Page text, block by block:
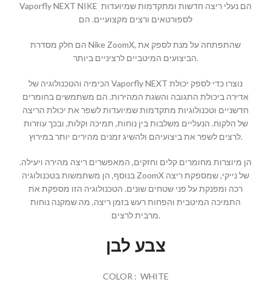
Vaporfly NEXT NIKE הם נעלי ריצה חדשות ומתקדמות שמיועדות
לספורטאים ורצים מקצועיים. הם
הם חלק מסדרת Nike ZoomX, שהתפתחה על מנת לספק את
הביצועים המיטביים לרציניים ביותר.
הכימיה והטכנולוגיה של Vaporfly NEXT נוצרו כדי לספק יכולת
אדירה ביכולת התגובה והשגת המהירות. הם משתמשים בחומרים
חדשניים וטכנולוגיות מתקדמות שמיועדות לשפר את יכולת הריצה
של הלקוח. הנעליים משלבות בין נוחות, תמיכה וקלות, ובכך עוזרות
לרצים לשפר את ביצועיהם ולהשיג זמנים מהירים יותר במירוץ.
הן מיוצרות מחומרים קלים וחזקים, המאפשרים ריצה מהירה ויעילה.
בנוסף, הן משתמשות בטכנולוגיה ZoomX של נייקי, שמספקת ריצה
רכה ומפנקת על פני שטחים שונים. הטכנולוגיה הזו מספקת את
התמיכה המיטבית והפחות רעש בזמן ריצה, מה שמקנה נוחות
מרבית לרצים.
צבע לבן
COLOR : WHITE